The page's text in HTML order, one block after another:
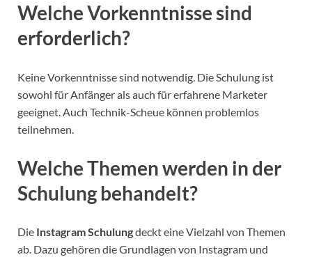
Welche Vorkenntnisse sind
erforderlich?
Keine Vorkenntnisse sind notwendig. Die Schulung ist
sowohl für Anfänger als auch für erfahrene Marketer
geeignet. Auch Technik-Scheue können problemlos
teilnehmen.
Welche Themen werden in der
Schulung behandelt?
Die Instagram Schulungdeckt eine Vielzahl von Themen
ab. Dazu gehören die Grundlagen von Instagram und